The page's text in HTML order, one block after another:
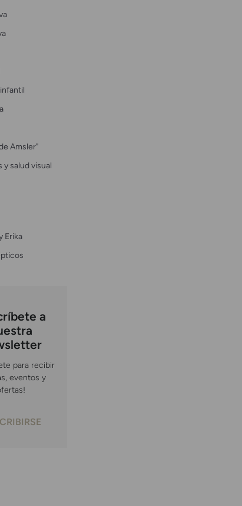
Amsler"
salud visual
Erika
a
para recibir
eventos y